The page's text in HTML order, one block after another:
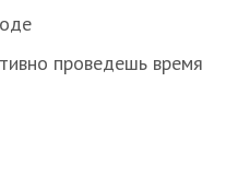
проведешь время